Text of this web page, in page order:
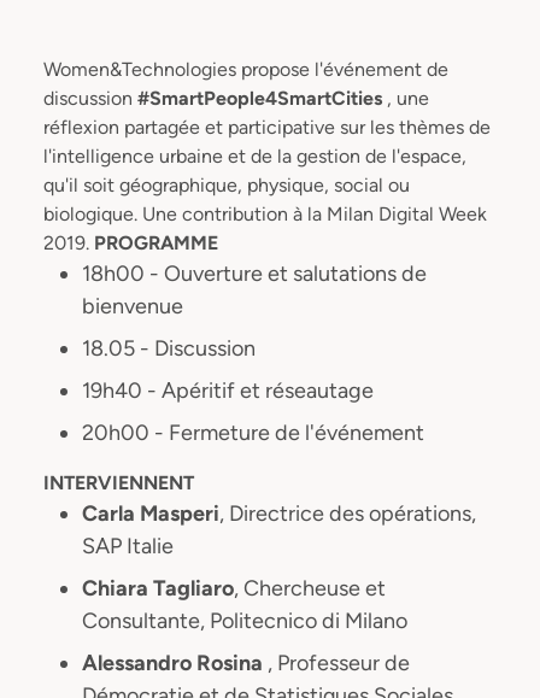
Women&Technologies propose l'événement de
discussion #SmartPeople4SmartCities , une
réflexion partagée et participative sur les thèmes de
l'intelligence urbaine et de la gestion de l'espace,
qu'il soit géographique, physique, social ou
biologique. Une contribution à la Milan Digital Week
2019. PROGRAMME
18h00 - Ouverture et salutations de
bienvenue
18.05 - Discussion
19h40 - Apéritif et réseautage
20h00 - Fermeture de l'événement
INTERVIENNENT
Carla Masperi, Directrice des opérations,
SAP Italie
Chiara Tagliaro, Chercheuse et
Consultante, Politecnico di Milano
Alessandro Rosina , Professeur de